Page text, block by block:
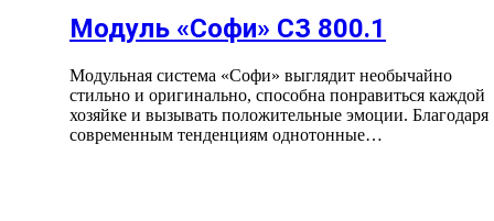
Модуль «Софи» СЗ 800.1
Модульная система «Софи» выглядит необычайно
стильно и оригинально, способна понравиться каждой
хозяйке и вызывать положительные эмоции. Благодаря
современным тенденциям однотонные…